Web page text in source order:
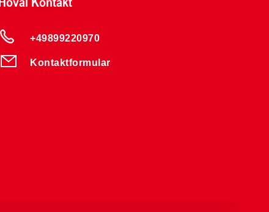
+49899220970
Kontaktformular